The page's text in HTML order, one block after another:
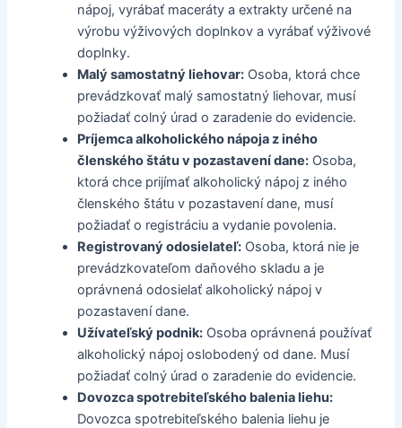
nápoj, vyrábať maceráty a extrakty určené na
výrobu výživových doplnkov a vyrábať výživové
doplnky.
Malý samostatný liehovar: Osoba, ktorá chce
prevádzkovať malý samostatný liehovar, musí
požiadať colný úrad o zaradenie do evidencie.
Príjemca alkoholického nápoja z iného
členského štátu v pozastavení dane: Osoba,
ktorá chce prijímať alkoholický nápoj z iného
členského štátu v pozastavení dane, musí
požiadať o registráciu a vydanie povolenia.
Registrovaný odosielateľ: Osoba, ktorá nie je
prevádzkovateľom daňového skladu a je
oprávnená odosielať alkoholický nápoj v
pozastavení dane.
Užívateľský podnik: Osoba oprávnená používať
alkoholický nápoj oslobodený od dane. Musí
požiadať colný úrad o zaradenie do evidencie.
Dovozca spotrebiteľského balenia liehu:
Dovozca spotrebiteľského balenia liehu je